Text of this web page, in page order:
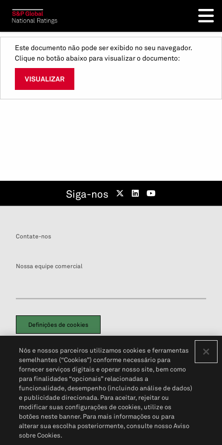
Este documento não pode ser exibido no seu navegador.
Clique no botão abaixo para visualizar o documento:
VISUALIZAR
Siga-nos
Contate-nos
Nossa equipe comercial
Definições de cookies
Política de PrivacidadePortal de privacidade do cliente (em inglês)
Não Venda Minhas Informações Pessoais© 2026 S&P Global
Nós e nossos parceiros utilizamos cookies e ferramentas
semelhantes (“Cookies”) conforme necessário para
fornecer serviços digitais e operar nosso site, bem como
para finalidades “opcionais” relacionadas a
funcionalidade, desempenho (incluindo análise de dados)
e publicidade direcionada. Para aceitar, rejeitar ou
modificar suas configurações de cookies, utilize os
botões neste banner. Para mais informações ou para
alterar sua escolha posteriormente, consulte nosso Aviso
sobre Cookies.